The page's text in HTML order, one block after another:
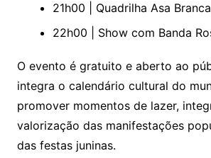
21h00 | Quadrilha Asa Branca
22h00 | Show com Banda
O evento é gratuito e aberto ao
integra o calendário cultural do
promover momentos de lazer,
valorização das manifestações
das festas juninas.